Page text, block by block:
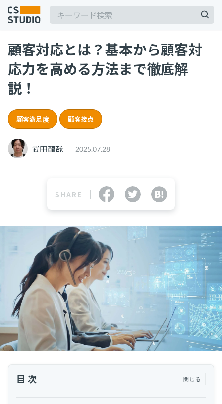
サービス
コンサル・トレーニング
CS人材育成プログラム
運用代行・人材派遣
カスタマーサクセス人材派遣・常駐
カスタマーサクセスBPO
BPaaS​
既存営業 AI BPO
カスタマーサポート代行
多言語カスタマーサポート対応
CSツール導入・運用支援
Zendesk導入支援
顧客対応とは？基本から顧客対
応力を高める方法まで徹底解
説！
顧客満足度 顧客接点
武田龍哉 2025.07.28
SHARE
目次 閉じる